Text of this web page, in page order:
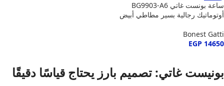
ساعة بونست غاتي BG9903-A6
أوتوماتيك رجالية بسير مطاطي أبيض
Bonest Gatti
EGP 14650
بونيست غاتي: تصميم بارز يحتاج قياسًا دقيقًا